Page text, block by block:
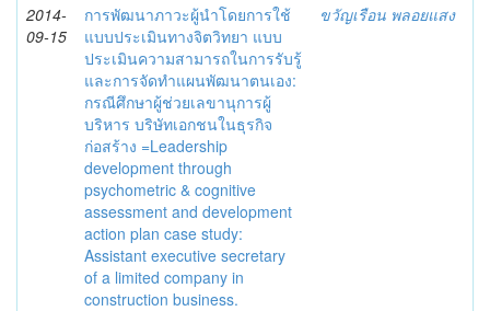
2014-
09-15
การพัฒนาภาวะผู้นำโดยการใช้
แบบประเมินทางจิตวิทยา แบบ
ประเมินความสามารถในการรับรู้
และการจัดทำแผนพัฒนาตนเอง:
กรณีศึกษาผู้ช่วยเลขานุการผู้
บริหาร บริษัทเอกชนในธุรกิจ
ก่อสร้าง =Leadership
development through
psychometric & cognitive
assessment and development
action plan case study:
Assistant executive secretary
of a limited company in
construction business.
ขวัญเรือน พลอยแสง